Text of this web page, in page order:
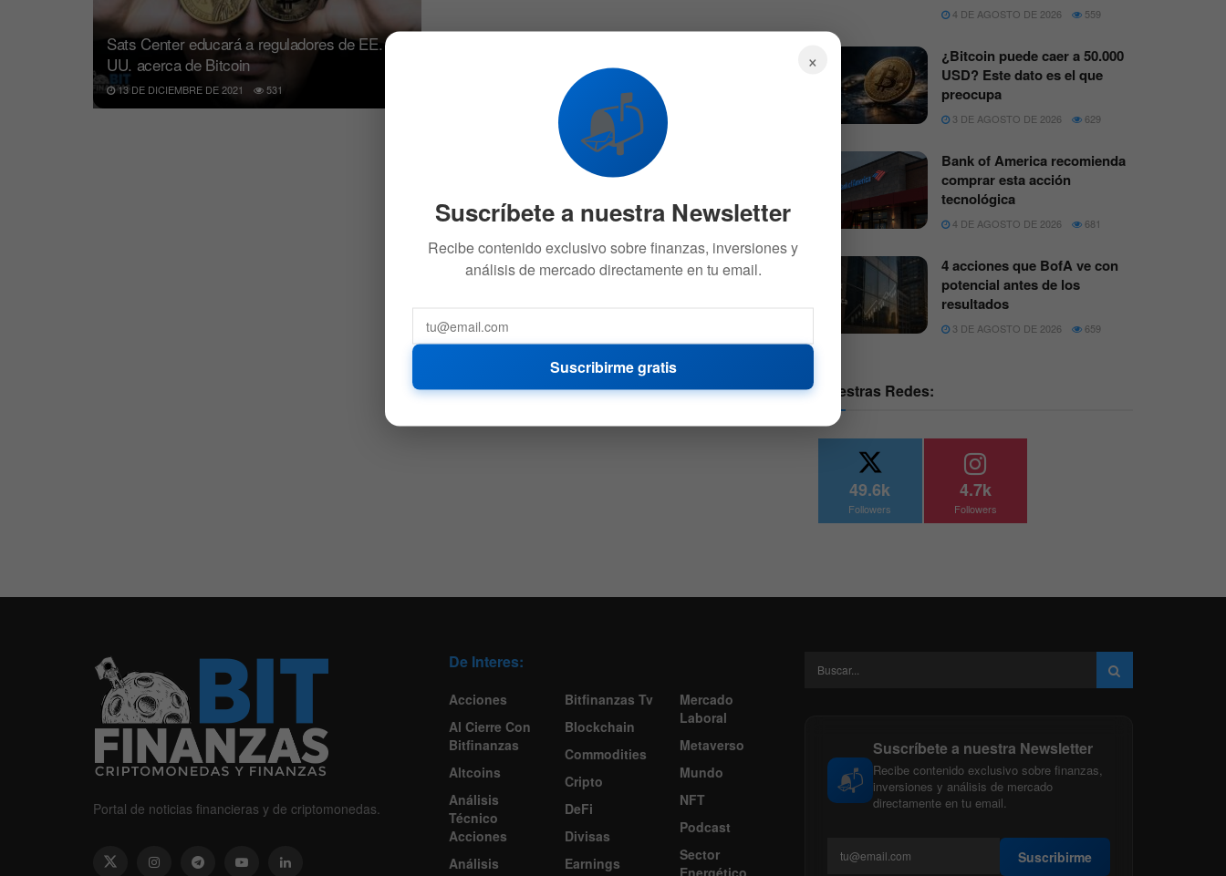
Sats Center educará a reguladores de EE.
UU. acerca de Bitcoin
13 DE DICIEMBRE DE 2021 531
4 DE AGOSTO DE 2026 559
¿Bitcoin puede caer a 50.000
USD? Este dato es el que
preocupa
3 DE AGOSTO DE 2026 629
Bank of America recomienda
comprar esta acción
tecnológica
4 DE AGOSTO DE 2026 681
4 acciones que BofA ve con
potencial antes de los
resultados
3 DE AGOSTO DE 2026 659
Nuestras Redes:
49.6k
Followers
4.7k
Followers
Portal de noticias financieras y de criptomonedas.
De Interes:
Acciones
Al Cierre Con
Bitfinanzas
Altcoins
Análisis
Técnico
Acciones
Análisis
Bitfinanzas Tv
Blockchain
Commodities
Cripto
DeFi
Divisas
Earnings
Mercado
Laboral
Metaverso
Mundo
NFT
Podcast
Sector
Energético
📬
Suscríbete a nuestra Newsletter
Recibe contenido exclusivo sobre finanzas,
inversiones y análisis de mercado
directamente en tu email.
Suscribirme
×
📬
Suscríbete a nuestra Newsletter
Recibe contenido exclusivo sobre finanzas, inversiones y
análisis de mercado directamente en tu email.
Suscribirme gratis